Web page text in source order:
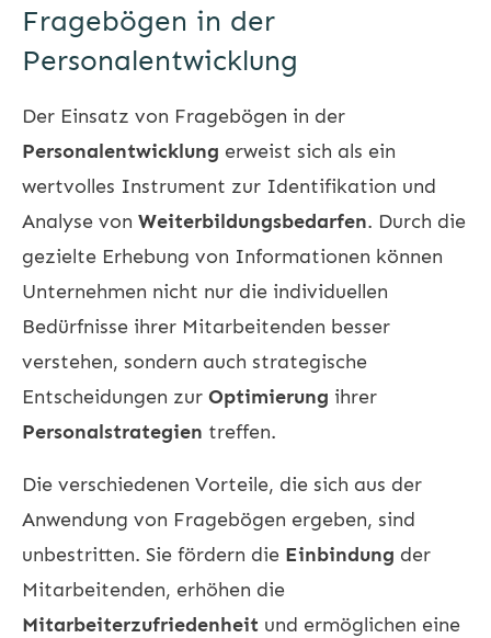
Fragebögen in der
Personalentwicklung
Der Einsatz von Fragebögen in der
Personalentwicklung erweist sich als ein
wertvolles Instrument zur Identifikation und
Analyse von Weiterbildungsbedarfen. Durch die
gezielte Erhebung von Informationen können
Unternehmen nicht nur die individuellen
Bedürfnisse ihrer Mitarbeitenden besser
verstehen, sondern auch strategische
Entscheidungen zur Optimierung ihrer
Personalstrategien treffen.
Die verschiedenen Vorteile, die sich aus der
Anwendung von Fragebögen ergeben, sind
unbestritten. Sie fördern die Einbindung der
Mitarbeitenden, erhöhen die
Mitarbeiterzufriedenheit und ermöglichen eine